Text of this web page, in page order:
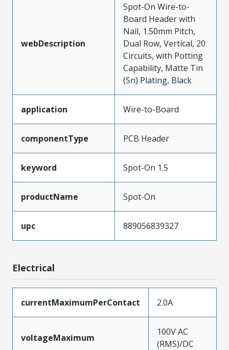
webDescription
Spot-On Wire-to-
Board Header with
Nail, 1.50mm Pitch,
Dual Row, Vertical, 20
Circuits, with Potting
Capability, Matte Tin
(Sn) Plating, Black
application Wire-to-Board
componentType PCB Header
keyword Spot-On 1.5
productName Spot-On
upc 889056839327
Electrical
currentMaximumPerContact 2.0A
voltageMaximum
100V AC
(RMS)/DC